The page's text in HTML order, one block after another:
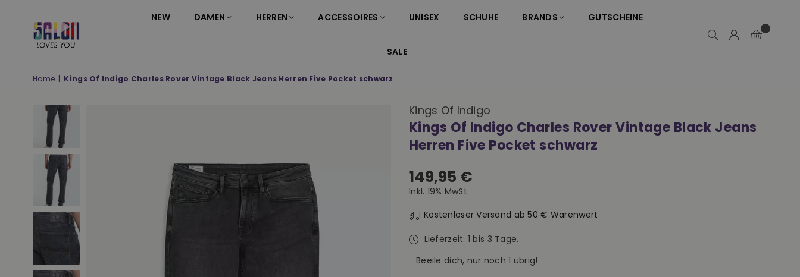
YOU
NEW DAMEN HERREN ACCESSOIRES UNISEX SCHUHE BRANDS GUTSCHEINE
SALE
Home | Kings Of Indigo Charles Rover Vintage Black Jeans Herren Five Pocket schwarz
Kings Of Indigo
Kings Of Indigo Charles Rover Vintage Black Jeans
Herren Five Pocket schwarz
Normaler
Preis
149,95 €
Inkl. 19% MwSt.
Kostenloser Versand ab 50 € Warenwert
Lieferzeit: 1 bis 3 Tage.
Beeile dich, nur noch1 übrig!